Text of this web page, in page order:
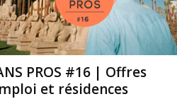
PROS #16 | Offres
et résidences